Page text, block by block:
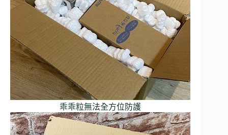
乖乖粒無法全方位防護